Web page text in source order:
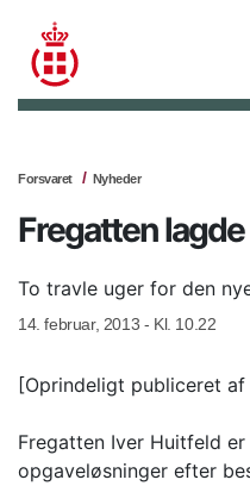
Forsvaret Nyheder
Fregatten
To travle uger for den
14. februar, 2013 - Kl. 10.22
[Oprindeligt publiceret af
Fregatten Iver Huitfeld
opgaveløsninger efter